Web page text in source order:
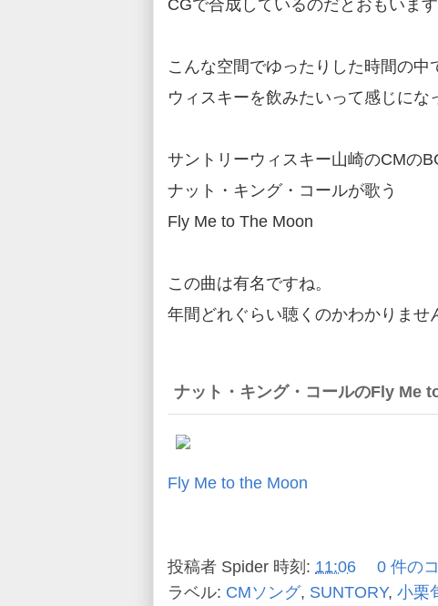
CGで合成しているのだとおもいます
こんな空間でゆったりした時間の中
ウィスキーを飲みたいって感じにな
サントリーウィスキー山崎のCMの
ナット・キング・コールが歌う
Fly Me to The Moon
この曲は有名ですね。
年間どれぐらい聴くのかわかりませ
ナット・キング・コールのFly Me
Fly Me to the Moon
投稿者 Spider 時刻: 11:06
0 件の
ラベル: CMソング, SUNTORY, 小栗